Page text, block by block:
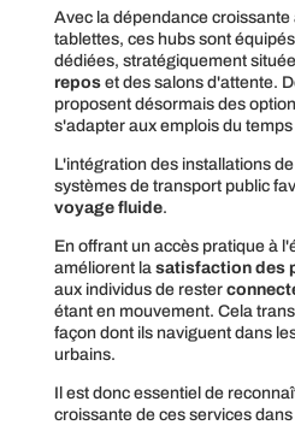
Avec la dépendance
tablettes, ces hubs sont
dédiées, stratégiquement
reposet des salons d'attente.
proposent désormais des
s'adapter aux emplois du
L'intégration des installations
systèmes de transport public
voyage fluide.
En offrant un accès pratique à
améliorent la satisfaction des
aux individus de rester
étant en mouvement. Cela
façon dont ils naviguent dans
urbains.
Il est donc essentiel de
croissante de ces services